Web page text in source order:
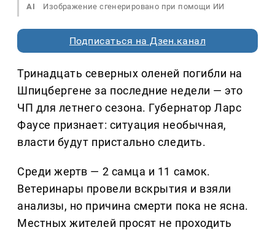
AI Изображение сгенерировано при помощи ИИ
Подписаться на Дзен.канал
Тринадцать северных оленей погибли на
Шпицбергене за последние недели — это
ЧП для летнего сезона. Губернатор Ларс
Фаусе признает: ситуация необычная,
власти будут пристально следить.
Среди жертв — 2 самца и 11 самок.
Ветеринары провели вскрытия и взяли
анализы, но причина смерти пока не ясна.
Местных жителей просят не проходить